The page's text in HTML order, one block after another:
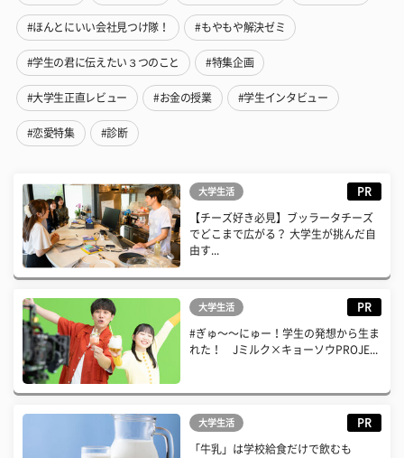
#ほんとにいい会社見つけ隊！ #もやもや解決ゼミ
#学生の君に伝えたい３つのこと #特集企画
#大学生正直レビュー #お金の授業 #学生インタビュー
#恋愛特集 #診断
大学生活 PR
【チーズ好き必見】ブッラータチーズ
でどこまで広がる？ 大学生が挑んだ自
由す...
大学生活 PR
#ぎゅ〜〜にゅー！学生の発想から生ま
れた！ Jミルク×キョーソウPROJE...
大学生活 PR
「牛乳」は学校給食だけで飲むも